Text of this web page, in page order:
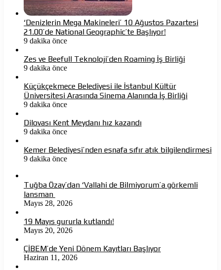
‘Denizlerin Mega Makineleri’ 10 Ağustos Pazartesi
21.00’de National Geographic’te Başlıyor!
9 dakika önce
Zes ve Beefull Teknoloji’den Roaming İş Birliği
9 dakika önce
Küçükçekmece Belediyesi ile İstanbul Kültür
Üniversitesi Arasında Sinema Alanında İş Birliği
9 dakika önce
Dilovası Kent Meydanı hız kazandı
9 dakika önce
Kemer Belediyesi’nden esnafa sıfır atık bilgilendirmesi
9 dakika önce
Tuğba Özay’dan ‘Vallahi de Bilmiyorum’a görkemli
lansman
Mayıs 28, 2026
19 Mayıs gururla kutlandı!
Mayıs 20, 2026
ÇİBEM’de Yeni Dönem Kayıtları Başlıyor
Haziran 11, 2026